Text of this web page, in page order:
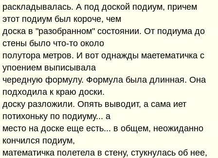
раскладывалась. А под доской подиум, причем
этот подиум был короче, чем
доска в "разобранном" состоянии. От подиума до
стены было что-то около
полутора метров. И вот однажды маетематичка с
упоением выписывала
чередную формулу. Формула была длинная. Она
подходила к краю доски.
доску разложили. Опять выводит, а сама иет
потихоньку по подиуму... а
место на доске еще есть... в общем, неожиданно
кончился подиум,
математичка полетела в стену, стукнулась об нее,